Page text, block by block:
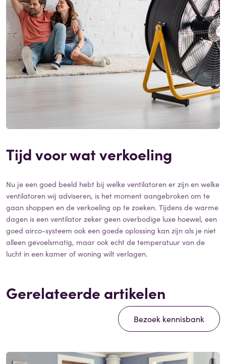
Tijd voor wat verkoeling
Nu je een goed beeld hebt bij welke ventilatoren er zijn en welke
ventilatoren wij adviseren, is het moment aangebroken om te
gaan shoppen en de verkoeling op te zoeken. Tijdens de warme
dagen is een ventilator zeker geen overbodige luxe hoewel, een
goed airco-systeem ook een goede oplossing kan zijn als je niet
alleen gevoelsmatig, maar ook echt de temperatuur van de
lucht in een kamer of woning wilt verlagen.
Gerelateerde artikelen
Bezoek kennisbank